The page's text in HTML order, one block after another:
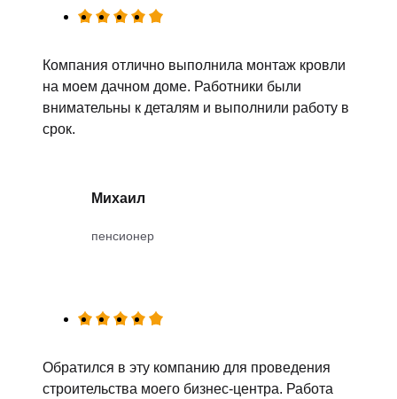
Компания отлично выполнила монтаж кровли
на моем дачном доме. Работники были
внимательны к деталям и выполнили работу в
срок.
Михаил
пенсионер
Обратился в эту компанию для проведения
строительства моего бизнес-центра. Работа